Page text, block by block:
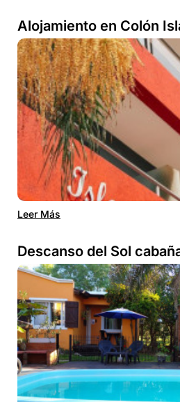
Alojamiento en Colón
Leer Más
Descanso del Sol